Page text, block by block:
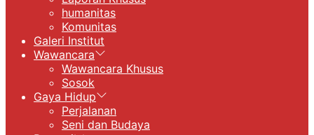
humanitas
Komunitas
Galeri Institut
Wawancara
Wawancara Khusus
Sosok
Gaya Hidup
Perjalanan
Seni dan Budaya